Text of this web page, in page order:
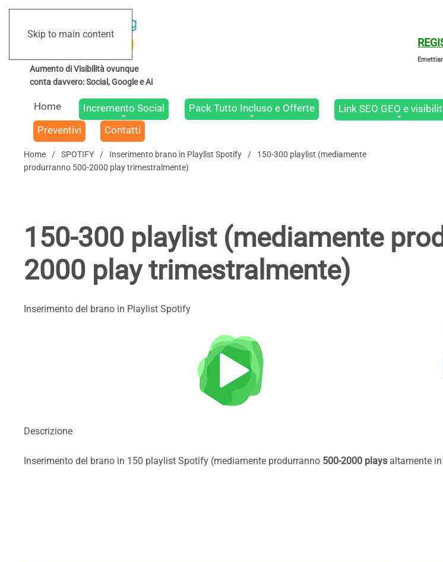
Skip to main content
Home Incremento Social Pack Tutto Incluso e Offerte Link SEO GEO e
Preventivi
Contatti
Home SPOTIFY Inserimento brano in Playlist Spotify
150-300 playlist (mediamente
produrranno 500-2000 play trimestralmente)
150-300 playlist (mediamente
2000 play trimestralmente)
Inserimento del brano in Playlist Spotify
Descrizione
Inserimento del brano in 150 playlist Spotify (mediamente produrranno 500-2000 plays altamente